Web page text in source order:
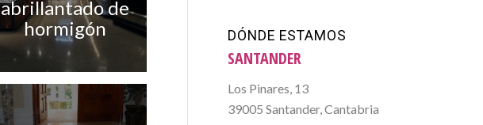
abrillantado de
hormigón
DÓNDE ESTAMOS
SANTANDER
Los Pinares, 13
39005 Santander, Cantabria